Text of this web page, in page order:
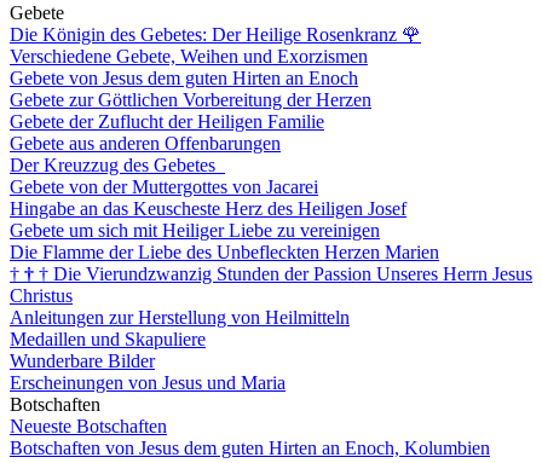
Gebete
Die Königin des Gebetes: Der Heilige Rosenkranz 🌹
Verschiedene Gebete, Weihen und Exorzismen
Gebete von Jesus dem guten Hirten an Enoch
Gebete zur Göttlichen Vorbereitung der Herzen
Gebete der Zuflucht der Heiligen Familie
Gebete aus anderen Offenbarungen
Der Kreuzzug des Gebetes
Gebete von der Muttergottes von Jacarei
Hingabe an das Keuscheste Herz des Heiligen Josef
Gebete um sich mit Heiliger Liebe zu vereinigen
Die Flamme der Liebe des Unbefleckten Herzen Marien
† † † Die Vierundzwanzig Stunden der Passion Unseres Herrn Jesus
Christus
Anleitungen zur Herstellung von Heilmitteln
Medaillen und Skapuliere
Wunderbare Bilder
Erscheinungen von Jesus und Maria
Botschaften
Neueste Botschaften
Botschaften von Jesus dem guten Hirten an Enoch, Kolumbien